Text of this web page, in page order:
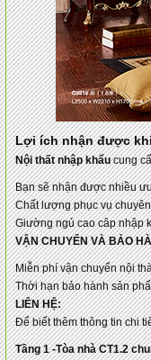
Lợi ích nhận được
Nội thất nhập khẩucung
Bạn sẽ nhận được nhiều
Chất lượng phục vụ
Giường ngủ cao câp nhập
VẬN CHUYỂN VÀ BẢO
Miễn phí vận chuyển nội
Thời hạn bảo hành sản
LIÊN HỆ:
Để biết thêm thông tin chi
Tầng 1 -Tòa nhà CT1.2